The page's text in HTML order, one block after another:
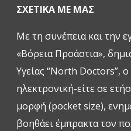
ΣΧΕΤΙΚΑ ΜΕ ΜΑΣ
Με τη συνέπεια και την
«Βόρεια Προάστια»,
Υγείας “North Doctors”, ο
ηλεκτρονική-είτε σε
μορφή (pocket size),
βοηθάει έμπρακτα τον